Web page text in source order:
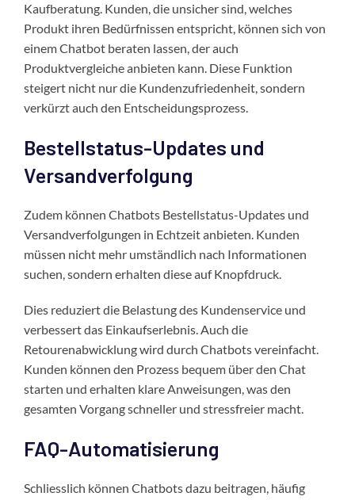
Kaufberatung. Kunden, die unsicher sind, welches
Produkt ihren Bedürfnissen entspricht, können sich von
einem Chatbot beraten lassen, der auch
Produktvergleiche anbieten kann. Diese Funktion
steigert nicht nur die Kundenzufriedenheit, sondern
verkürzt auch den Entscheidungsprozess.
Bestellstatus-Updates und
Versandverfolgung
Zudem können Chatbots Bestellstatus-Updates und
Versandverfolgungen in Echtzeit anbieten. Kunden
müssen nicht mehr umständlich nach Informationen
suchen, sondern erhalten diese auf Knopfdruck.
Dies reduziert die Belastung des Kundenservice und
verbessert das Einkaufserlebnis. Auch die
Retourenabwicklung wird durch Chatbots vereinfacht.
Kunden können den Prozess bequem über den Chat
starten und erhalten klare Anweisungen, was den
gesamten Vorgang schneller und stressfreier macht.
FAQ-Automatisierung
Schliesslich können Chatbots dazu beitragen, häufig